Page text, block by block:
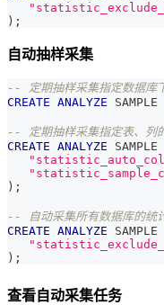
) ;
自动抽样采集
-- 定期抽样采集指定数据库
CREATE ANALYZE SAMPLE
-- 定期抽样采集指定表、列
CREATE ANALYZE SAMPLE
) ;
-- 自动采集所有数据库的统
CREATE ANALYZE SAMPLE
) ;
查看自动采集任务